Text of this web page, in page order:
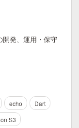
開発、運用・保守
echo
Dart
S3